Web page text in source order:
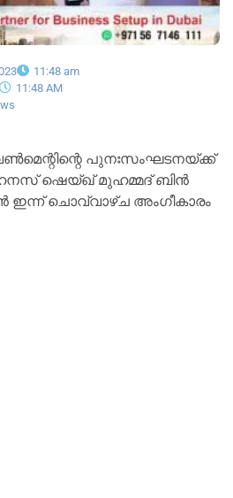
11:48 am
11:48 AM
പുനഃസംഘടനയ്ക്ക്
ഷെയ്ഖ് മുഹമ്മദ് ബിൻ
ചൊവ്വാഴ്ച അംഗീകാരം